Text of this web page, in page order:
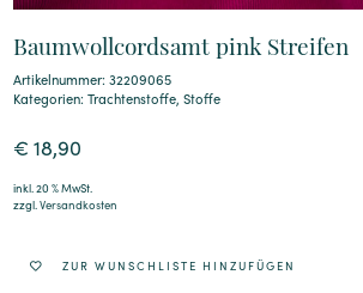
Baumwollcordsamt pink Streifen
Artikelnummer: 32209065
Kategorien:Trachtenstoffe,Stoffe
€ 18,90
inkl. 20 % MwSt.
zzgl.Versandkosten
ZUR WUNSCHLISTE HINZUFÜGEN